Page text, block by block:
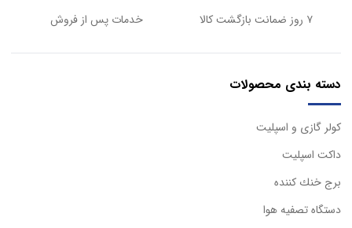
۷ روز ضمانت بازگشت کالا خدمات پس از فروش
دسته بندی محصولات
كولر گازی و اسپليت
داكت اسپليت
برج خنك كننده
دستگاه تصفيه هوا